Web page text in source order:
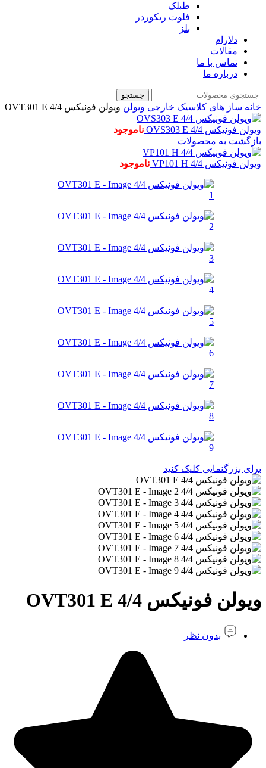
طبلک
فلوت ریکوردر
بلز
دلارام
مقالات
تماس با ما
درباره ما
جستجو
خانه ساز های کلاسیک خارجی ویولن ویولن فونیکس 4/4 OVT301 E
ویولن فونیکس OVS303 E 4/4
ناموجود
بازگشت به محصولات
ویولن فونیکس VP101 H 4/4 ناموجود
برای بزرگنمایی کلیک کنید
ویولن فونیکس 4/4 OVT301 E
بدون نظر